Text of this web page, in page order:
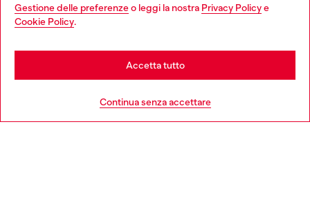
Gestione delle preferenzeo leggi la nostra Privacy Policye
Cookie Policy.
Continua senza accettare
Accetta tutto
You are currently browsing Italia website, but it seems you may
be based in United States